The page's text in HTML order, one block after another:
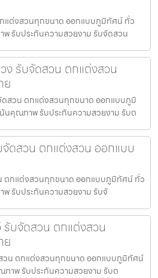
แต่งสวนทุกขนาด ออกแบบภูมิทัศน์ ทั่ว
พ รับประกันความสวยงาม รับจัดสวน
ง รับจัดสวน ตกแต่งสวน
ย
สวน ตกแต่งสวนทุกขนาด ออกแบบภูมิ
น้นคุณภาพ รับประกันความสวยงาม รับต
จัดสวน ตกแต่งสวน ออกแบบ
ตกแต่งสวนทุกขนาด ออกแบบภูมิทัศน์ ทั่ว
พ รับประกันความสวยงาม รับจั
รับจัดสวน ตกแต่งสวน
ย
วน ตกแต่งสวนทุกขนาด ออกแบบภูมิทัศน์
ภาพ รับประกันความสวยงาม รับต